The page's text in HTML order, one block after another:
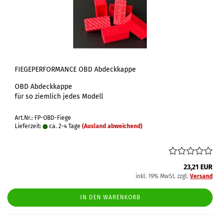
FIEGEPERFORMANCE OBD Abdeckkappe
OBD Abdeckkappe
für so ziemlich jedes Modell
Art.Nr.: FP-OBD-Fiege
Lieferzeit:
ca. 2-4 Tage (Ausland abweichend)
23,21 EUR
inkl. 19% MwSt. zzgl. Versand
IN DEN WARENKORB